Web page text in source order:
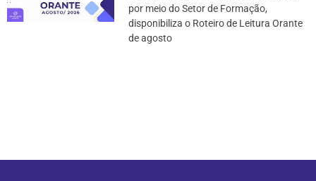
por meio do Setor de Formação,
disponibiliza o Roteiro de Leitura Orante
de agosto